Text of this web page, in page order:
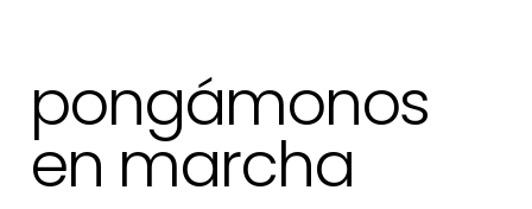
pongámonos
en marcha